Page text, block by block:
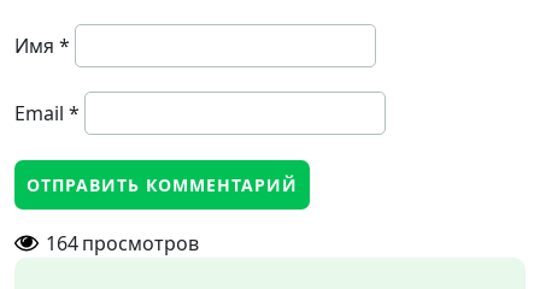
Имя *
Email *
164просмотров